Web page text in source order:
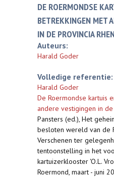
DE ROERMONDSE
BETREKKINGEN MET
IN DE PROVINCIA
Auteurs:
Harald Goder
Volledige referentie:
Harald Goder
De Roermondse kartuis
andere vestigingen in de
Pansters (ed.), Het
besloten wereld van de
Verschenen ter
tentoonstelling in het
kartuizerklooster 'O.L.
Roermond, maart - juni